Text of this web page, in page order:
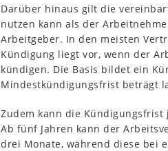
Darüber hinaus gilt die
nutzen kann als der
Arbeitgeber. In den meisten
Kündigung liegt vor, wenn der
kündigen. Die Basis bildet ein
Mindestkündigungsfrist beträgt
Zudem kann die Kündigungsfrist
Ab fünf Jahren kann der
drei Monate, während diese bei